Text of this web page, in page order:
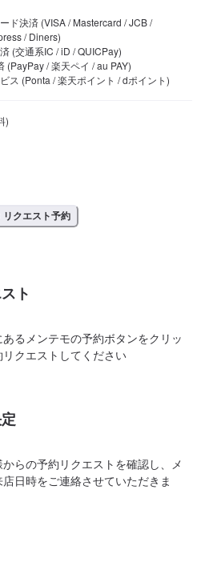
ド決済 (VISA / Mastercard / JCB /
/ Diners)
(交通系IC / iD / QUICPay)
(PayPay / 楽天ペイ / au PAY)
ス (Ponta / 楽天ポイント / dポイント)
リクエスト予約
ト
るメンテモの予約ボタンをクリッ
クエストしてください
らの予約リクエストを確認し、メ
日時をご連絡させていただきま